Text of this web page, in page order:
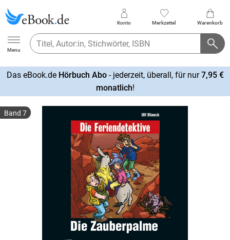
Ebook.de
Menu
Konto Merkzettel Warenkorb
Das eBook.de Hörbuch Abo- jederzeit, überall, für nur7,95 €
monatlich!
Band 7